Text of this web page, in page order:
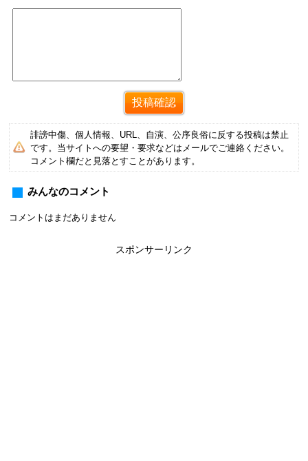
誹謗中傷、個人情報、URL、自演、公序良俗に反する投稿は禁止
です。当サイトへの要望・要求などはメールでご連絡ください。
コメント欄だと見落とすことがあります。
みんなのコメント
コメントはまだありません
スポンサーリンク